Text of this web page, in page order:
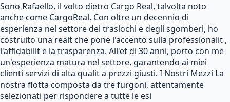
Sono Rafaello, il volto dietro Cargo Real, talvolta noto
anche come CargoReal. Con oltre un decennio di
esperienza nel settore dei traslochi e degli sgomberi, ho
costruito una realt che pone l'accento sulla professionalit ,
l'affidabilit e la trasparenza. All'et di 30 anni, porto con me
un'esperienza matura nel settore, garantendo ai miei
clienti servizi di alta qualit a prezzi giusti. I Nostri Mezzi La
nostra flotta composta da tre furgoni, attentamente
selezionati per rispondere a tutte le esi